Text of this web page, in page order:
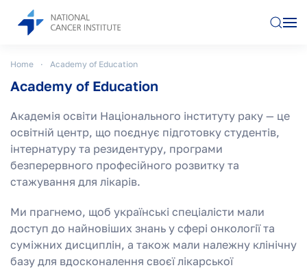
Home Academy of Education
Academy of Education
Академія освіти Національного інституту раку — це
освітній центр, що поєднує підготовку студентів,
інтернатуру та резидентуру, програми
безперервного професійного розвитку та
стажування для лікарів.
Ми прагнемо, щоб українські спеціалісти мали
доступ до найновіших знань у сфері онкології та
суміжних дисциплін, а також мали належну клінічну
базу для вдосконалення своєї лікарської